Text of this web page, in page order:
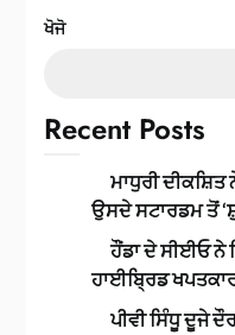
ਖੋਜੋ
Recent Posts
ਮਾਧੁਰੀ ਦੀਕਸ਼ਿਤ
ਉਸਦੇ ਸਟਾਰਡਮ ਤੋਂ
ਹੌਂਡਾ ਦੇ ਸੀਈਓ ਨੇ
ਹਾਈਬ੍ਰਿਡ
ਪੀਵੀ ਸਿੰਧੂ ਦੂਜੇ